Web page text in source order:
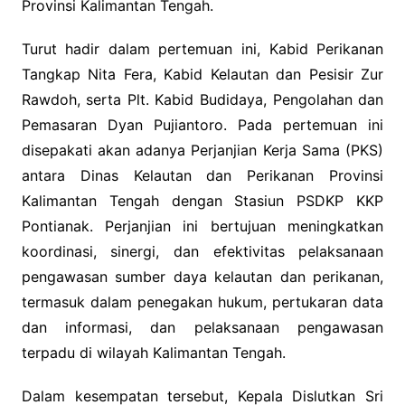
Provinsi Kalimantan Tengah.
Turut hadir dalam pertemuan ini, Kabid Perikanan
Tangkap Nita Fera, Kabid Kelautan dan Pesisir Zur
Rawdoh, serta Plt. Kabid Budidaya, Pengolahan dan
Pemasaran Dyan Pujiantoro. Pada pertemuan ini
disepakati akan adanya Perjanjian Kerja Sama (PKS)
antara Dinas Kelautan dan Perikanan Provinsi
Kalimantan Tengah dengan Stasiun PSDKP KKP
Pontianak. Perjanjian ini bertujuan meningkatkan
koordinasi, sinergi, dan efektivitas pelaksanaan
pengawasan sumber daya kelautan dan perikanan,
termasuk dalam penegakan hukum, pertukaran data
dan informasi, dan pelaksanaan pengawasan
terpadu di wilayah Kalimantan Tengah.
Dalam kesempatan tersebut, Kepala Dislutkan Sri